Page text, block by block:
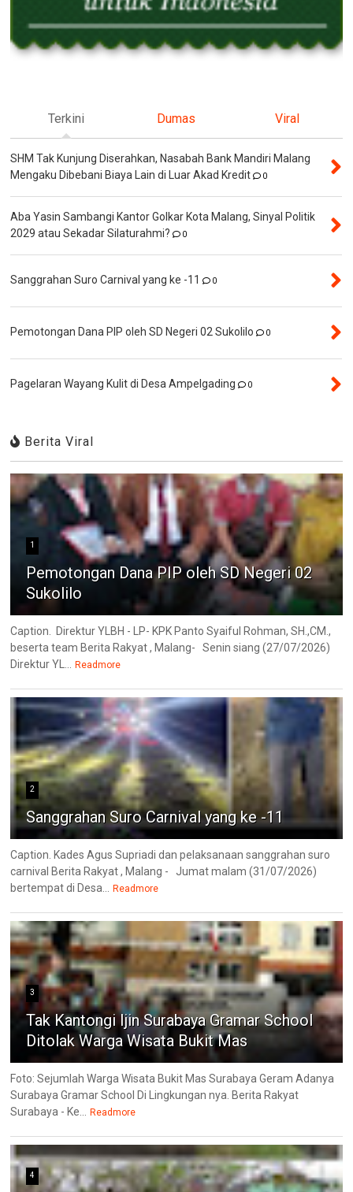
Terkini Dumas Viral
SHM Tak Kunjung Diserahkan, Nasabah Bank Mandiri Malang
Mengaku Dibebani Biaya Lain di Luar Akad Kredit
0
Aba Yasin Sambangi Kantor Golkar Kota Malang, Sinyal Politik
2029 atau Sekadar Silaturahmi?
0
Sanggrahan Suro Carnival yang ke -11 0
Pemotongan Dana PIP oleh SD Negeri 02 Sukolilo 0
Pagelaran Wayang Kulit di Desa Ampelgading 0
Berita Viral
1
Pemotongan Dana PIP oleh SD Negeri 02
Sukolilo
Caption. Direktur YLBH - LP- KPK Panto Syaiful Rohman, SH.,CM.,
beserta team Berita Rakyat , Malang- Senin siang (27/07/2026)
Direktur YL...
Readmore
2
Sanggrahan Suro Carnival yang ke -11
Caption. Kades Agus Supriadi dan pelaksanaan sanggrahan suro
carnival Berita Rakyat , Malang - Jumat malam (31/07/2026)
bertempat di Desa...
Readmore
3
Tak Kantongi Ijin Surabaya Gramar School
Ditolak Warga Wisata Bukit Mas
Foto: Sejumlah Warga Wisata Bukit Mas Surabaya Geram Adanya
Surabaya Gramar School Di Lingkungan nya. Berita Rakyat
Surabaya - Ke...
Readmore
4